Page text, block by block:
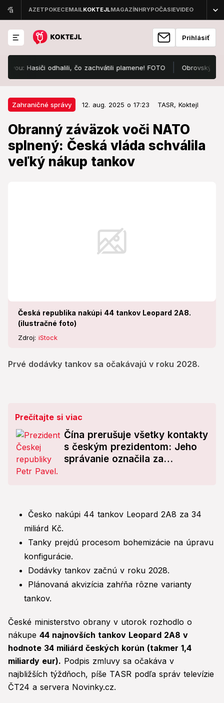
Prihlásiť
Hasiči odhalili, čo zachvátili plamene! FOTO Obrovský dlh
Zahraničné správy 12. aug. 2025 o 17:23 TASR, Koktejl
Obranný záväzok voči NATO
splnený: Česká vláda schválila
veľký nákup tankov
Česká republika nakúpi 44 tankov Leopard 2A8.
(ilustračné foto)
Zdroj: iStock
Prvé dodávky tankov sa očakávajú v roku 2028.
Zahraničné správy 12. aug. 2025 o 17:23
Obranný záväzok voči NATO
splnený: Česká vláda schválila
veľký nákup tankov
Prečítajte si viac
Čína prerušuje všetky kontakty
s českým prezidentom: Jeho
správanie označila za
Česko nakúpi 44 tankov Leopard 2A8 za 34
miliárd Kč.
Tanky prejdú procesom bohemizácie na úpravu
konfigurácie.
Dodávky tankov začnú v roku 2028.
Plánovaná akvizícia zahŕňa rôzne varianty
tankov.
České ministerstvo obrany v utorok rozhodlo o
nákupe 44 najnovších tankov Leopard 2A8 v
hodnote 34 miliárd českých korún (takmer 1,4
miliardy eur). Podpis zmluvy sa očakáva v
najbližších týždňoch, píše TASR podľa správ televízie
ČT24 a servera Novinky.cz.